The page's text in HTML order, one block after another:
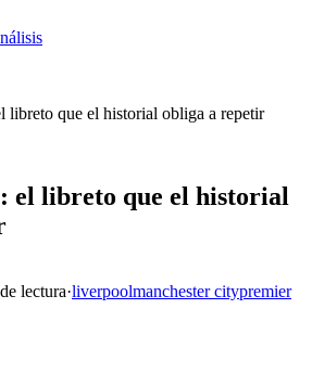
que el historial obliga a repetir
el libreto que el historial
de lectura·liverpoolmanchester citypremier